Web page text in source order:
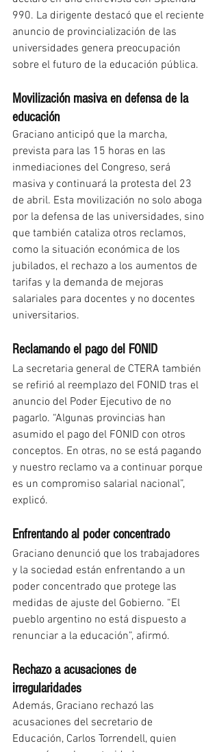
990. La dirigente destacó que el reciente
anuncio de provincialización de las
universidades genera preocupación
sobre el futuro de la educación pública.
Movilización masiva en defensa de la
educación
Graciano anticipó que la marcha,
prevista para las 15 horas en las
inmediaciones del Congreso, será
masiva y continuará la protesta del 23
de abril. Esta movilización no solo aboga
por la defensa de las universidades, sino
que también cataliza otros reclamos,
como la situación económica de los
jubilados, el rechazo a los aumentos de
tarifas y la demanda de mejoras
salariales para docentes y no docentes
universitarios.
Reclamando el pago del FONID
La secretaria general de CTERA también
se refirió al reemplazo del FONID tras el
anuncio del Poder Ejecutivo de no
pagarlo. “Algunas provincias han
asumido el pago del FONID con otros
conceptos. En otras, no se está pagando
y nuestro reclamo va a continuar porque
es un compromiso salarial nacional”,
explicó.
Enfrentando al poder concentrado
Graciano denunció que los trabajadores
y la sociedad están enfrentando a un
poder concentrado que protege las
medidas de ajuste del Gobierno. “El
pueblo argentino no está dispuesto a
renunciar a la educación”, afirmó.
Rechazo a acusaciones de
irregularidades
Además, Graciano rechazó las
acusaciones del secretario de
Educación, Carlos Torrendell, quien